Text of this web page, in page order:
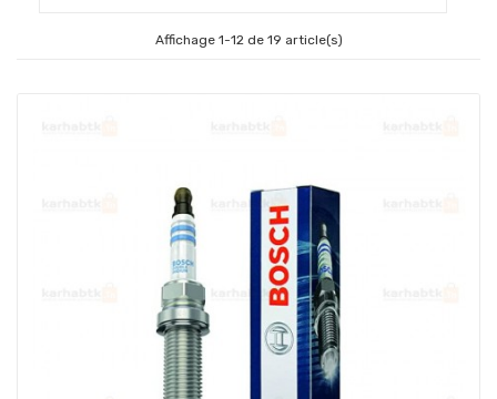
Affichage 1-12 de 19 article(s)